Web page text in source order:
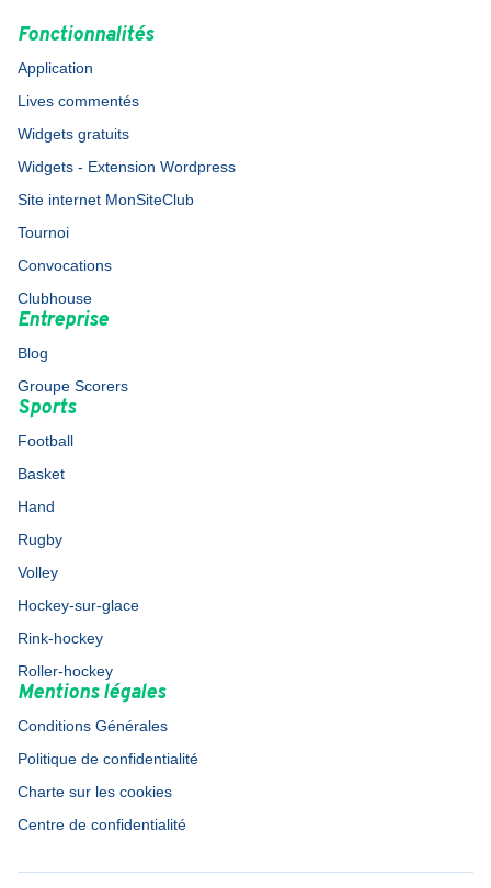
Fonctionnalités
Application
Lives commentés
Widgets gratuits
Widgets - Extension Wordpress
Site internet MonSiteClub
Tournoi
Convocations
Clubhouse
Entreprise
Blog
Groupe Scorers
Sports
Football
Basket
Hand
Rugby
Volley
Hockey-sur-glace
Rink-hockey
Roller-hockey
Mentions légales
Conditions Générales
Politique de confidentialité
Charte sur les cookies
Centre de confidentialité